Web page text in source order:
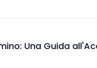
Una Guida